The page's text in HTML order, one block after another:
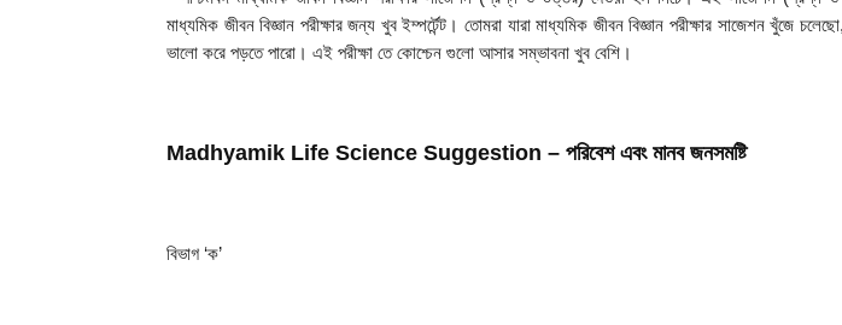
মাধ্যমিক জীবন বিজ্ঞান পরীক্ষার জন্য খুব ইম্পর্টেন্ট। তোমরা যারা মাধ্যমিক জীবন বিজ্ঞান পরীক্ষার সাজেশন খুঁজে
ভালো করে পড়তে পারো। এই পরীক্ষা তে কোশ্চেন গুলো আসার সম্ভাবনা খুব বেশি।
Madhyamik Life Science Suggestion – পরিবেশ এবং মানব জনসমষ্টি
বিভাগ ‘ক’